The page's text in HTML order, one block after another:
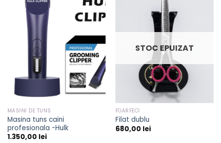
MASINI DE TUNS
Masina tuns caini
profesionala -Hulk
1.350,00 lei
STOC EPUIZAT
FOARFECI
Filat dublu
680,00 lei